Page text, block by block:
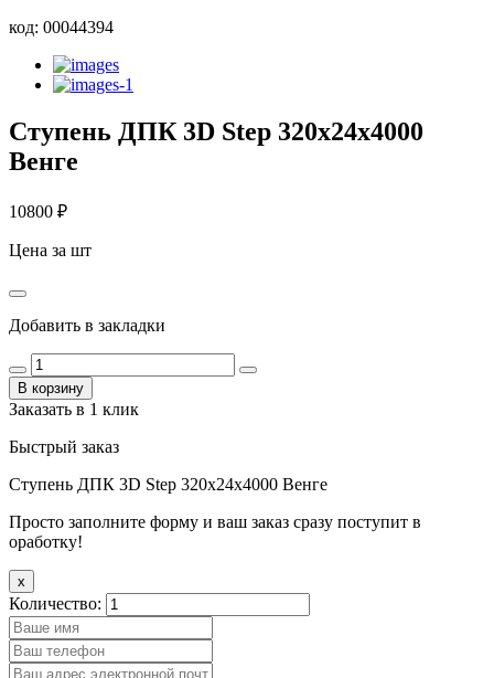
код: 00044394
Ступень ДПК 3D Step 320х24х4000
Венге
10800 ₽
Цена за шт
Добавить в закладки
В корзину
Заказать в 1 клик
Быстрый заказ
Ступень ДПК 3D Step 320х24х4000 Венге
Просто заполните форму и ваш заказ сразу поступит в
оработку!
x
Количество: